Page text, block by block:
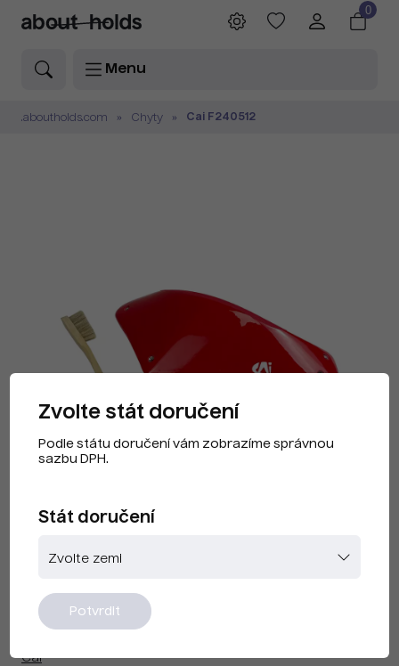
Menu
0
.aboutholds.com Chyty Cai F240512
Cai F240512 Fluo Pink
Cai
Zvolte stát doručení
Podle státu doručení vám zobrazíme správnou
sazbu DPH.
Stát doručení
Potvrdit